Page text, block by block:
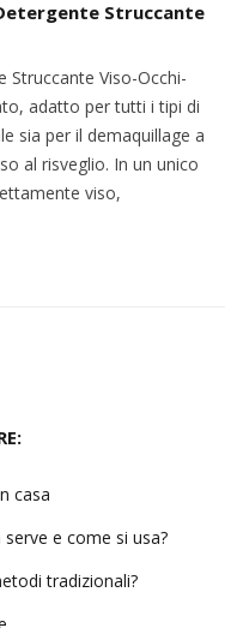
Struccante
Struccante Viso-Occhi-
adatto per tutti i tipi di
sia per il demaquillage a
al risveglio. In un unico
viso,
casa
serve e come si usa?
tradizionali?